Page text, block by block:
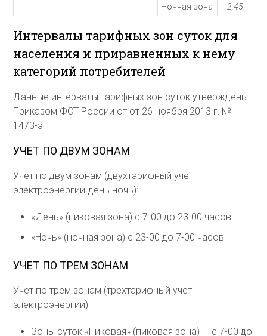
Ночная зона 2,45
Интервалы тарифных зон суток для
населения и приравненных к нему
категорий потребителей
Данные интервалы тарифных зон суток утверждены
Приказом ФСТ России от от 26 ноября 2013 г. №
1473-э
УЧЕТ ПО ДВУМ ЗОНАМ
Учет по двум зонам (двухтарифный учет
электроэнергии-день ночь):
«День» (пиковая зона) с 7-00 до 23-00 часов
«Ночь» (ночная зона) с 23-00 до 7-00 часов
УЧЕТ ПО ТРЕМ ЗОНАМ
Учет по трем зонам (трехтарифный учет
электроэнергии):
Зоны суток «Пиковая» (пиковая зона) — с 7-00 до